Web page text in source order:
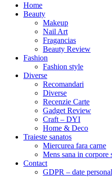
Home
Beauty
Makeup
Nail Art
Fragancias
Beauty Review
Fashion
Fashion style
Diverse
Recomandari
Diverse
Recenzie Carte
Gadget Review
Craft – DYI
Home & Deco
Traieste sanatos
Miercurea fara carne
Mens sana in corpore
Contact
GDPR – date